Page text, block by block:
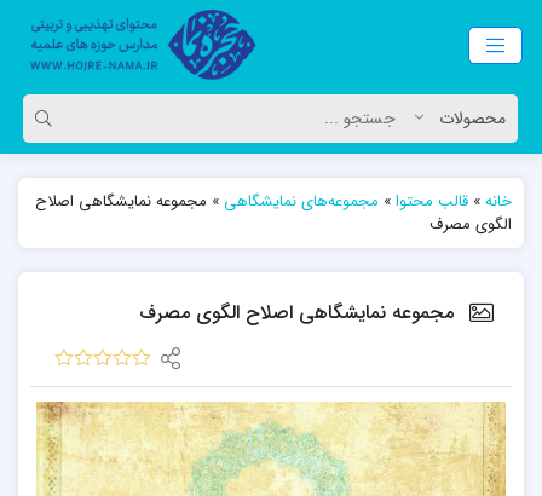
خانه» قالب محتوا» مجموعه‌های نمایشگاهی » مجموعه نمایشگاهی اصلاح
الگوی مصرف
مجموعه نمایشگاهی اصلاح الگوی مصرف